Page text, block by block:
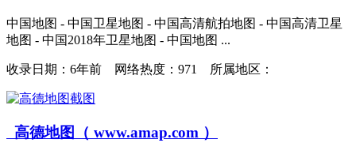
中国地图 - 中国卫星地图 - 中国高清航拍地图 - 中国高清卫星
地图 - 中国2018年卫星地图 - 中国地图 ...
收录日期： 6年前 网络热度：971 所属地区：
高德地图（ www.amap.com ）